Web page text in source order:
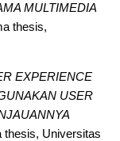
MULTIMEDIA
thesis,
EXPERIENCE
USER
thesis, Universitas